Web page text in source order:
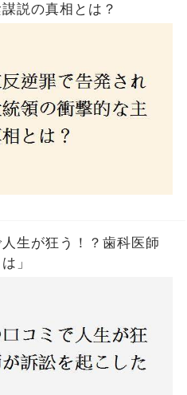
説の真相とは？
生が狂う！？歯科医師
」